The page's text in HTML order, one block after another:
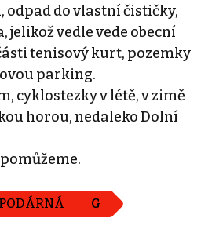
odpad do vlastní čističky,
jelikož vedle vede obecní
tenisový kurt, pozemky
parking.
cyklostezky v létě, v zimě
horou, nedaleko Dolní
G